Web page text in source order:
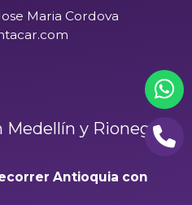
Maria Cordova
y Rionegro
Antioquia con